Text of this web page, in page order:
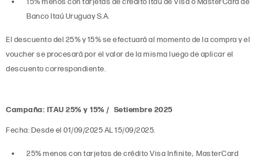
Banco Itaú Uruguay S.A.
El descuento del 25% y 15% se efectuará al momento de la compra y el
voucher se procesará por el valor de la misma luego de aplicar el
descuento correspondiente.
Campaña: ITAU 25% y 15% / Setiembre 2025
Fecha: Desde el 01/09/2025 AL 15/09/2025.
25% menos con tarjetas de crédito Visa Infinite, MasterCard